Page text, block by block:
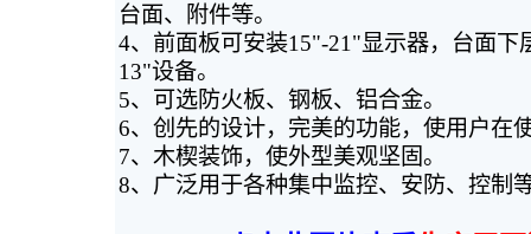
台面、附件等。
4、前面板可安装15"-21"显示器，台面下
13"设备。
5、可选防火板、钢板、铝合金。
6、创先的设计，完美的功能，使用户在
7、木楔装饰，使外型美观坚固。
8、广泛用于各种集中监控、安防、控制